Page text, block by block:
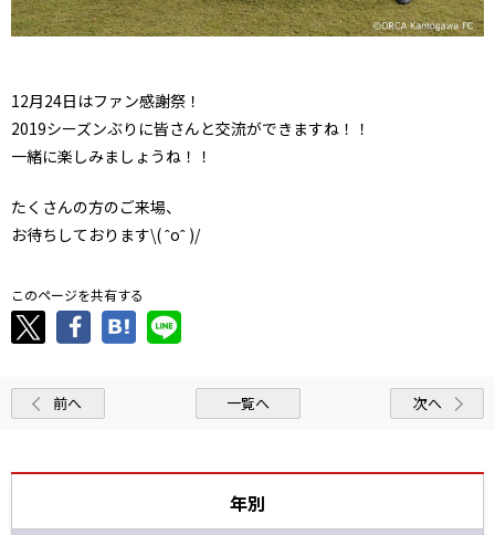
12月24日はファン感謝祭！
2019シーズンぶりに皆さんと交流ができますね！！
一緒に楽しみましょうね！！
たくさんの方のご来場、
お待ちしております\( ˆoˆ )/
このページを共有する
前へ 一覧へ 次へ
年別